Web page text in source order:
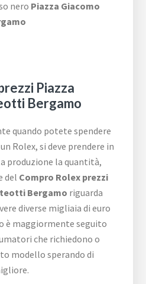
nero Piazza Giacomo
Piazza
Bergamo
quando potete spendere
Rolex, si deve prendere in
produzione la quantità,
del Compro Rolex prezzi
Bergamo riguarda
diverse migliaia di euro
è maggiormente seguito
che richiedono o
modello sperando di